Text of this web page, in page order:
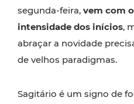
segunda-feira, vem com
intensidade dos inícios,
abraçar a novidade
de velhos paradigmas.
Sagitário é um signo de